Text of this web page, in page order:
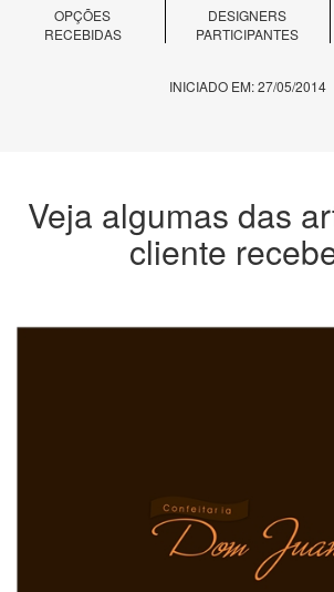
OPÇÕES
RECEBIDAS
DESIGNERS
PARTICIPANTES
INICIADO EM: 27/05/2014
Veja algumas das
cliente